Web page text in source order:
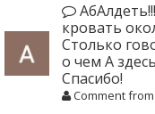
кровать
Столько
о чем А
Спасибо!
Comment